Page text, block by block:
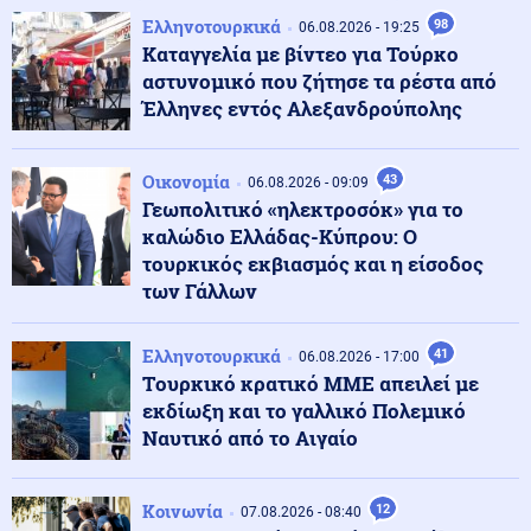
Κόσμος 07.08.2026 - 23:54
Ατελείωτη κόλαση στην Αϊτή: 613 νεκροί μέσα σε 5
μήνες, βιασμοί και εκτελέσεις
Αθλητισμός 07.08.2026 - 23:50
Ολυμπιακός: Το νέο ΣΕΦ θα παρουσιαστεί επίσημα στη
ΔΕΘ
Πολιτική 07.08.2026 - 23:47
ΚΚΕ για υποκλοπές: «Νέα επιχείρηση συγκάλυψης
των ευθυνών της κυβέρνησης»
Κοινωνία 07.08.2026 - 23:42
Αναρτήθηκε ο διαγωνισμός για την ανάπλαση της ΔΕΘ
Ελληνοτουρκικά
Ελληνοτουρκικά 06.08.2026 - 19:25 98
Καταγγελία με βίντεο για Τούρκο
αστυνομικό που ζήτησε τα ρέστα από
Έλληνες εντός Αλεξανδρούπολης
Οικονομία 06.08.2026 - 09:09 43
Γεωπολιτικό «ηλεκτροσόκ» για το
καλώδιο Ελλάδας-Κύπρου: Ο
τουρκικός εκβιασμός και η είσοδος
των Γάλλων
Ελληνοτουρκικά 06.08.2026 - 17:00 41
Tουρκικό κρατικό ΜΜΕ απειλεί με
εκδίωξη και το γαλλικό Πολεμικό
Ναυτικό από το Αιγαίο
Κοινωνία 07.08.2026 - 08:40 12